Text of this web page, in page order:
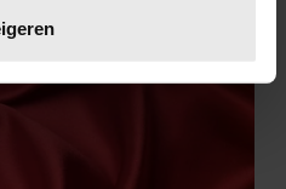
in het
social media te bieden